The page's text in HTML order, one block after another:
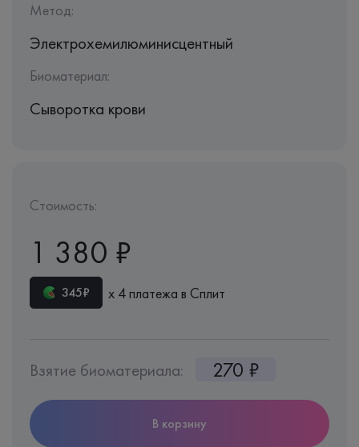
Метод:
Электрохемилюминисцентный
Биоматериал:
Сыворотка крови
Стоимость:
1 380 ₽
345₽ х 4 платежа в Сплит
Взятие биоматериала: 270 ₽
В корзину